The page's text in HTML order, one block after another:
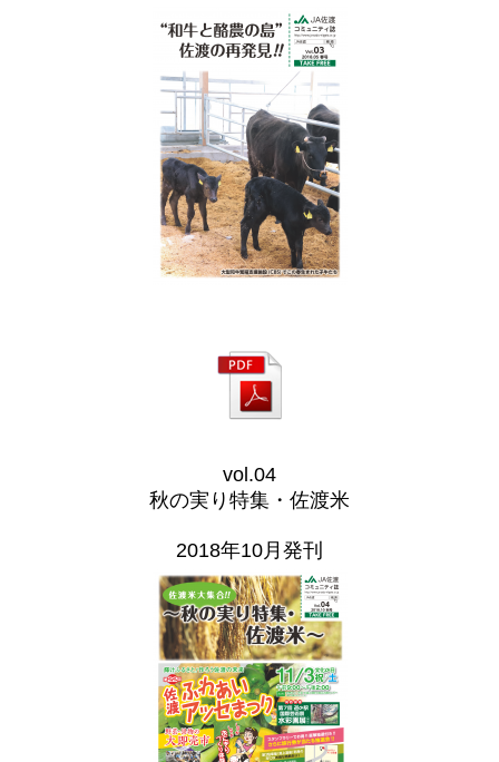
vol.04
秋の実り特集・佐渡米
2018年10月発刊